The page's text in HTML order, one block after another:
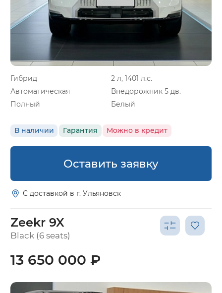
Гибрид
2 л, 1401 л.с.
Автоматическая
Внедорожник 5 дв.
Полный
Белый
В наличии Гарантия Можно в кредит
Оставить заявку
С доставкой в г. Ульяновск
Zeekr 9X
Black (6 seats)
13 650 000 ₽